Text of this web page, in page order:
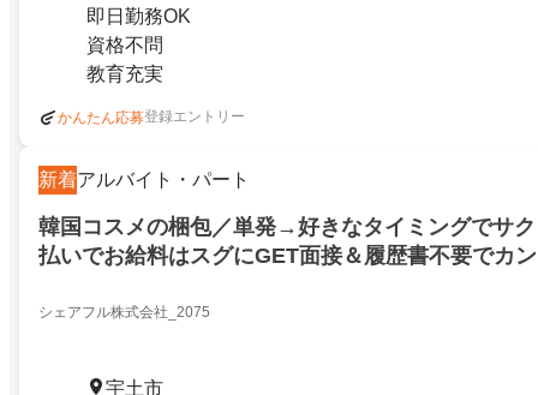
即日勤務OK
資格不問
教育充実
かんたん応募登録エントリー
新着アルバイト・パート
韓国コスメの梱包／単発→好きなタイミングでサ
払いでお給料はスグにGET面接＆履歴書不要でカ
シェアフル株式会社_2075
宇土市